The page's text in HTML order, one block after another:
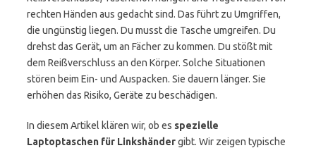
rechten Händen aus gedacht sind. Das führt zu Umgriffen,
die ungünstig liegen. Du musst die Tasche umgreifen. Du
drehst das Gerät, um an Fächer zu kommen. Du stößt mit
dem Reißverschluss an den Körper. Solche Situationen
stören beim Ein- und Auspacken. Sie dauern länger. Sie
erhöhen das Risiko, Geräte zu beschädigen.
In diesem Artikel klären wir, ob es spezielle
Laptoptaschen für Linkshändergibt. Wir zeigen typische